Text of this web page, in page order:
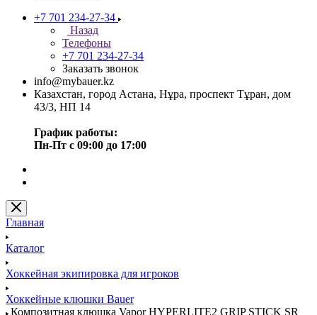
+7 701 234-27-34
Назад
Телефоны
+7 701 234-27-34
Заказать звонок
info@mybauer.kz
Казахстан, город Астана, Нұра, проспект Тұран, дом
43/3, НП 14
График работы:
Пн-Пт с 09:00 до 17:00
Главная
Каталог
Хоккейная экипировка для игроков
Хоккейные клюшки Bauer
Композитная клюшка Vapor HYPERLITE2 GRIP STICK SR